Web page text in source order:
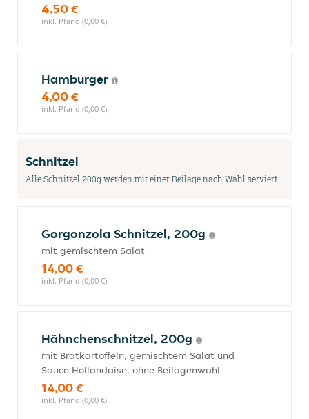
4,50 €
inkl. Pfand (0,00 €)
Hamburger
4,00 €
inkl. Pfand (0,00 €)
Schnitzel
Alle Schnitzel 200g werden mit einer Beilage nach Wahl serviert.
Gorgonzola Schnitzel, 200g
mit gemischtem Salat
14,00 €
inkl. Pfand (0,00 €)
Hähnchenschnitzel, 200g
mit Bratkartoffeln, gemischtem Salat und
Sauce Hollandaise, ohne Beilagenwahl
14,00 €
inkl. Pfand (0,00 €)